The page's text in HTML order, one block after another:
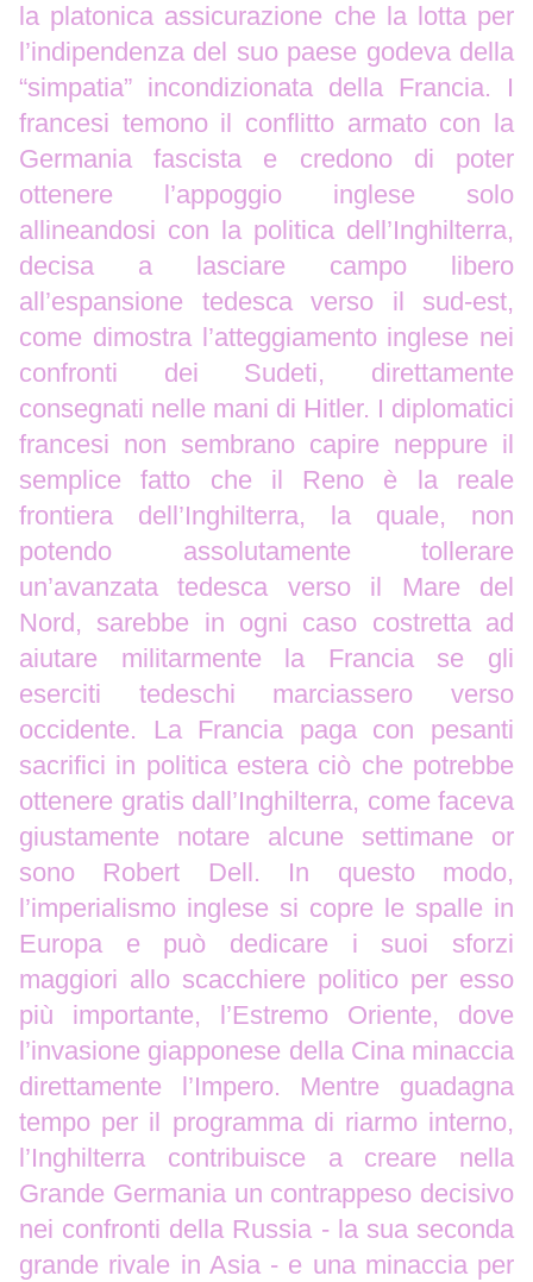
la platonica assicurazione che la lotta per
l’indipendenza del suo paese godeva della
“simpatia” incondizionata della Francia. I
francesi temono il conflitto armato con la
Germania fascista e credono di poter
ottenere l’appoggio inglese solo
allineandosi con la politica dell’Inghilterra,
decisa a lasciare campo libero
all’espansione tedesca verso il sud-est,
come dimostra l’atteggiamento inglese nei
confronti dei Sudeti, direttamente
consegnati nelle mani di Hitler. I diplomatici
francesi non sembrano capire neppure il
semplice fatto che il Reno è la reale
frontiera dell’Inghilterra, la quale, non
potendo assolutamente tollerare
un’avanzata tedesca verso il Mare del
Nord, sarebbe in ogni caso costretta ad
aiutare militarmente la Francia se gli
eserciti tedeschi marciassero verso
occidente. La Francia paga con pesanti
sacrifici in politica estera ciò che potrebbe
ottenere gratis dall’Inghilterra, come faceva
giustamente notare alcune settimane or
sono Robert Dell. In questo modo,
l’imperialismo inglese si copre le spalle in
Europa e può dedicare i suoi sforzi
maggiori allo scacchiere politico per esso
più importante, l’Estremo Oriente, dove
l’invasione giapponese della Cina minaccia
direttamente l’Impero. Mentre guadagna
tempo per il programma di riarmo interno,
l’Inghilterra contribuisce a creare nella
Grande Germania un contrappeso decisivo
nei confronti della Russia - la sua seconda
grande rivale in Asia - e una minaccia per